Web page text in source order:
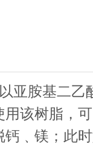
亚胺基二乙
该树脂，
﹑镁；此